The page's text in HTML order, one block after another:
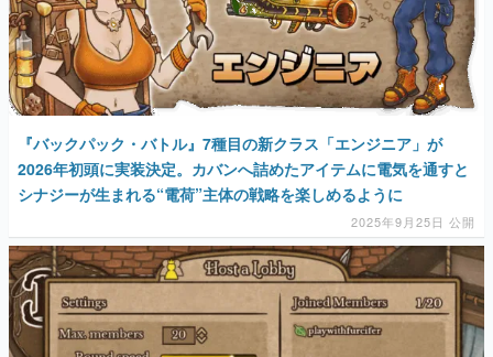
『バックパック・バトル』7種目の新クラス「エンジニア」が
2026年初頭に実装決定。カバンへ詰めたアイテムに電気を通すと
シナジーが生まれる“電荷”主体の戦略を楽しめるように
2025年9月25日 公開